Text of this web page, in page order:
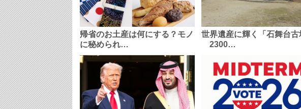
帰省のお土産は何にする？モノ
に秘められ…
世界遺産に輝く「石舞台古
2300…